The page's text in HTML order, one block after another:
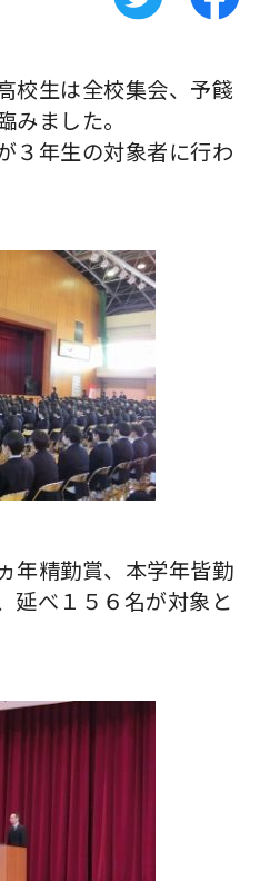
校生は全校集会、予餞
みました。
３年生の対象者に行わ
年精勤賞、本学年皆勤
延べ１５６名が対象と